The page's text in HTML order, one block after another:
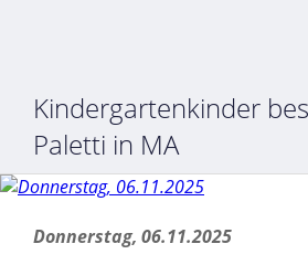
Kindergartenkinder
Paletti in MA
Donnerstag, 06.11.2025